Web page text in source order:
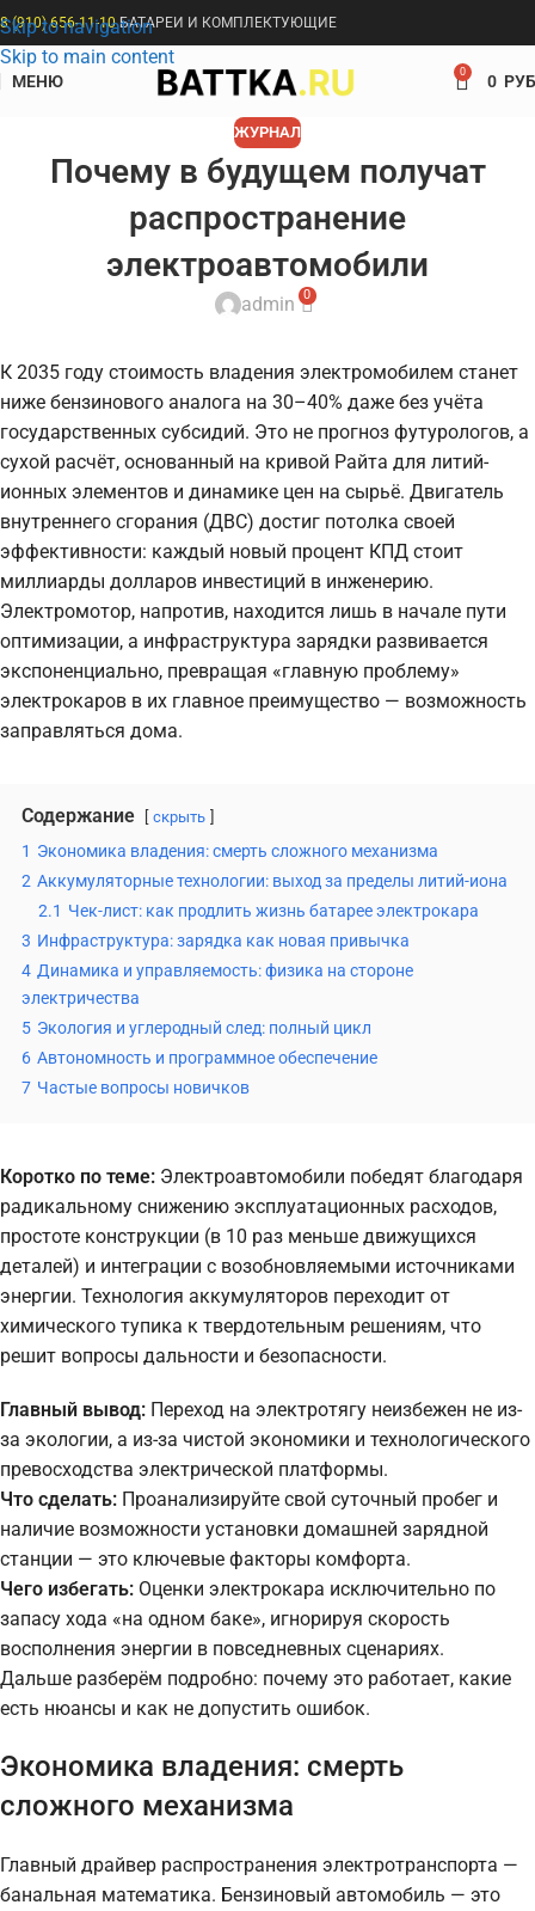
Skip to navigation
Skip to main content
8 (910) 656-11-10БАТАРЕИ И КОМПЛЕКТУЮЩИЕ
МЕНЮ 0 0
ЖУРНАЛ
Почему в будущем получат
распространение
электроавтомобили
admin 0
К 2035 году стоимость владения электромобилем станет
ниже бензинового аналога на 30–40% даже без учёта
государственных субсидий. Это не прогноз футурологов, а
сухой расчёт, основанный на кривой Райта для литий-
ионных элементов и динамике цен на сырьё. Двигатель
внутреннего сгорания (ДВС) достиг потолка своей
эффективности: каждый новый процент КПД стоит
миллиарды долларов инвестиций в инженерию.
Электромотор, напротив, находится лишь в начале пути
оптимизации, а инфраструктура зарядки развивается
экспоненциально, превращая «главную проблему»
электрокаров в их главное преимущество — возможность
заправляться дома.
Содержание скрыть
1 Экономика владения: смерть сложного механизма
2 Аккумуляторные технологии: выход за пределы литий-иона
2.1 Чек-лист: как продлить жизнь батарее электрокара
3 Инфраструктура: зарядка как новая привычка
4 Динамика и управляемость: физика на стороне
электричества
5 Экология и углеродный след: полный цикл
6 Автономность и программное обеспечение
7 Частые вопросы новичков
Коротко по теме: Электроавтомобили победят благодаря
радикальному снижению эксплуатационных расходов,
простоте конструкции (в 10 раз меньше движущихся
деталей) и интеграции с возобновляемыми источниками
энергии. Технология аккумуляторов переходит от
химического тупика к твердотельным решениям, что
решит вопросы дальности и безопасности.
Главный вывод: Переход на электротягу неизбежен не из-
за экологии, а из-за чистой экономики и технологического
превосходства электрической платформы.
Что сделать: Проанализируйте свой суточный пробег и
наличие возможности установки домашней зарядной
станции — это ключевые факторы комфорта.
Чего избегать: Оценки электрокара исключительно по
запасу хода «на одном баке», игнорируя скорость
восполнения энергии в повседневных сценариях.
Дальше разберём подробно: почему это работает, какие
есть нюансы и как не допустить ошибок.
Экономика владения: смерть
сложного механизма
Главный драйвер распространения электротранспорта —
банальная математика. Бензиновый автомобиль — это